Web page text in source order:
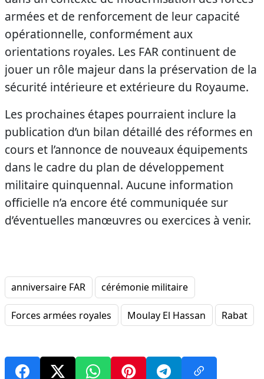
armées et de renforcement de leur capacité
opérationnelle, conformément aux
orientations royales. Les FAR continuent de
jouer un rôle majeur dans la préservation de la
sécurité intérieure et extérieure du Royaume.
Les prochaines étapes pourraient inclure la
publication d’un bilan détaillé des réformes en
cours et l’annonce de nouveaux équipements
dans le cadre du plan de développement
militaire quinquennal. Aucune information
officielle n’a encore été communiquée sur
d’éventuelles manœuvres ou exercices à venir.
anniversaire FAR cérémonie militaire
Forces armées royales Moulay El Hassan Rabat